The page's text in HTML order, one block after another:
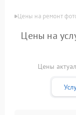
Цены на ремонт
Цены на
Цены